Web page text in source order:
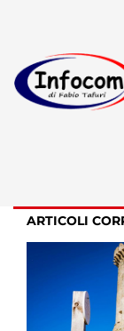
ARTICOLI